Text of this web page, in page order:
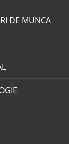
DE MUNCA